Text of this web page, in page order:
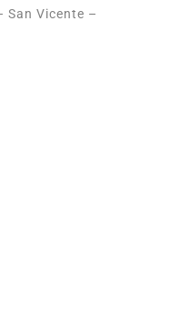
San Vicente –